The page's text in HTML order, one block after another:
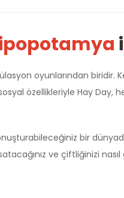
oyunlarından biridir.
özellikleriyle Hay
bir
ve çiftliğinizi